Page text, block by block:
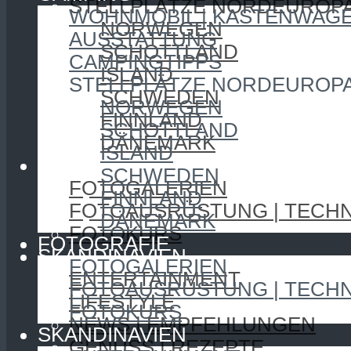
STELLPLÄTZE
NORWEGEN
SCHOTTLAND
ISLAND
SCHWEDEN
FINNLAND
DÄNEMARK
FOTOGRAFIE
FOTOGALERIEN
FOTOAUSRÜSTUNG |
FOTOKURS
SKANDINAVIEN
ENTERTAINMENT
LIFESTYLE
NEWS | EMPFEHLUNGEN
WOHNMOBIL |
AUSSTATTUNG
CAMPINGTIPPS
STELLPLÄTZE
NORWEGEN
SCHOTTLAND
ISLAND
SCHWEDEN
FINNLAND
DÄNEMARK
FOTOGRAFIE
FOTOGALERIEN
FOTOAUSRÜSTUNG |
FOTOKURS
SKANDINAVIEN